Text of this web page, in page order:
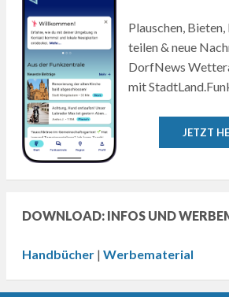
Plauschen,
teilen & neue
DorfNews
mit
JETZT
DOWNLOAD: INFOS UND
Handbücher| Werbematerial